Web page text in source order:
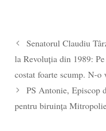
Senatorul Claudiu
la Revoluția din 1989:
costat foarte scump. N-o
PS Antonie, Episcop
pentru biruinţa